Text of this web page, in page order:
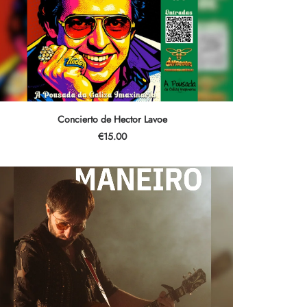
AÑADIR AL CARRITO
Concierto de Hector Lavoe
€15.00